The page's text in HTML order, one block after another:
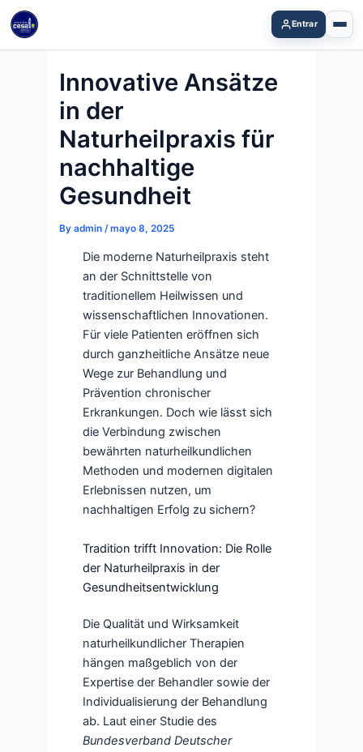
Skip
content
Entrar
Innovative Ansätze
in der
Naturheilpraxis für
nachhaltige
Gesundheit
By admin /mayo 8, 2025
Die moderne Naturheilpraxis steht
an der Schnittstelle von
traditionellem Heilwissen und
wissenschaftlichen Innovationen.
Für viele Patienten eröffnen sich
durch ganzheitliche Ansätze neue
Wege zur Behandlung und
Prävention chronischer
Erkrankungen. Doch wie lässt sich
die Verbindung zwischen
bewährten naturheilkundlichen
Methoden und modernen digitalen
Erlebnissen nutzen, um
nachhaltigen Erfolg zu sichern?
Tradition trifft Innovation: Die Rolle
der Naturheilpraxis in der
Gesundheitsentwicklung
Die Qualität und Wirksamkeit
naturheilkundlicher Therapien
hängen maßgeblich von der
Expertise der Behandler sowie der
Individualisierung der Behandlung
ab. Laut einer Studie des
Bundesverband Deutscher